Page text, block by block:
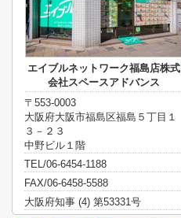
エイブルネットワーク福島店株式
会社スペースアドバンス
〒553-0003
大阪府大阪市福島区福島５丁目１
３－２３
中野ビル１階
TEL/06-6454-1188
FAX/06-6458-5588
大阪府知事 (4) 第53331号